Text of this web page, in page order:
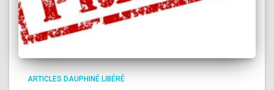
ARTICLES DAUPHINÉ LIBÉRÉ